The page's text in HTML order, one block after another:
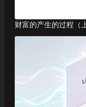
财富的产生的过程（